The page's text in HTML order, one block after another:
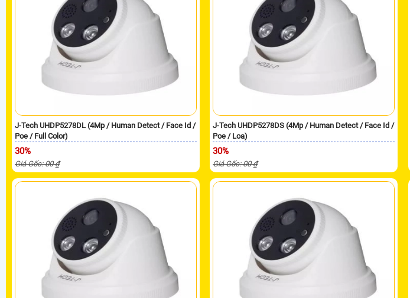
J-Tech UHDP5278DL (4Mp / Human Detect / Face Id /
Poe / Full Color)
30%
Giá Gốc: 00 ₫
J-Tech UHDP5278DS (4Mp / Human Detect / Face Id /
Poe / Loa)
30%
Giá Gốc: 00 ₫